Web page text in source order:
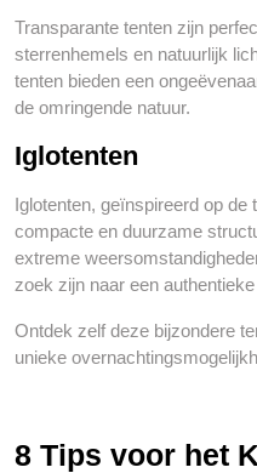
Transparante tenten zijn
sterrenhemels en natuurlijk
tenten bieden een
de omringende natuur.
Iglotenten
Iglotenten, geïnspireerd op de
compacte en duurzame
extreme
zoek zijn naar een
Ontdek zelf deze bijzondere
unieke
8 Tips voor het